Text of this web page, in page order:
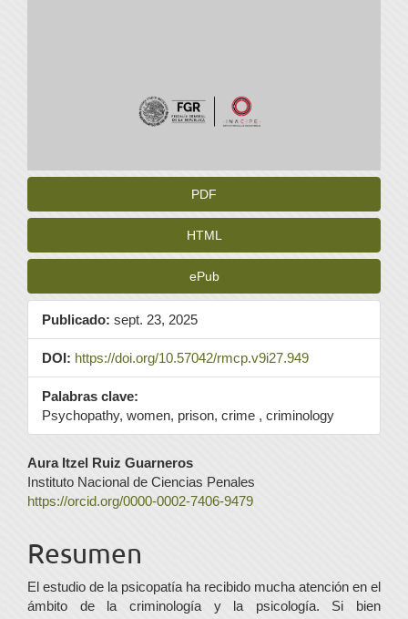
PDF
HTML
ePub
Publicado: sept. 23, 2025
DOI: https://doi.org/10.57042/rmcp.v9i27.949
Palabras clave:
Psychopathy, women, prison, crime , criminology
Contenido
principal
artículo
Aura Itzel Ruiz Guarneros
Instituto Nacional de Ciencias Penales
https://orcid.org/0000-0002-7406-9479
Resumen
El estudio de la psicopatía ha recibido mucha atención en el
ámbito de la criminología y la psicología. Si bien